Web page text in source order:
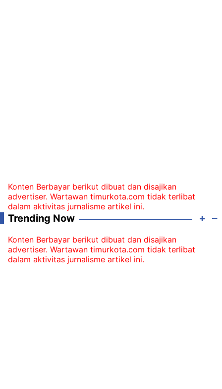
Konten Berbayar berikut dibuat dan disajikan
advertiser. Wartawan timurkota.com tidak terlibat
dalam aktivitas jurnalisme artikel ini.
Trending Now
Konten Berbayar berikut dibuat dan disajikan
advertiser. Wartawan timurkota.com tidak terlibat
dalam aktivitas jurnalisme artikel ini.